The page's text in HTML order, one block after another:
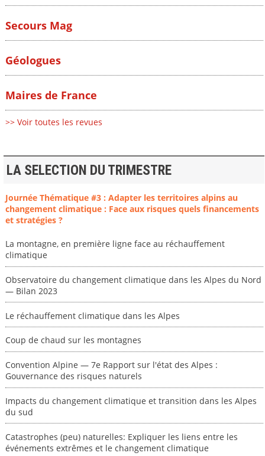
Secours Mag
Géologues
Maires de France
>> Voir toutes les revues
LA SELECTION DU TRIMESTRE
Journée Thématique #3 : Adapter les territoires alpins au
changement climatique : Face aux risques quels financements
et stratégies ?
La montagne, en première ligne face au réchauffement
climatique
Observatoire du changement climatique dans les Alpes du Nord
— Bilan 2023
Le réchauffement climatique dans les Alpes
Coup de chaud sur les montagnes
Convention Alpine — 7e Rapport sur l'état des Alpes :
Gouvernance des risques naturels
Impacts du changement climatique et transition dans les Alpes
du sud
Catastrophes (peu) naturelles: Expliquer les liens entre les
événements extrêmes et le changement climatique